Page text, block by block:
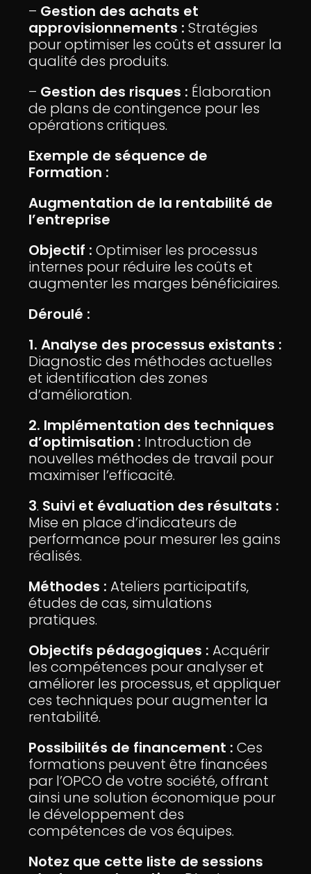
– Gestion des achats et
approvisionnements : Stratégies
pour optimiser les coûts et assurer la
qualité des produits.
– Gestion des risques : Élaboration
de plans de contingence pour les
opérations critiques.
Exemple de séquence de
Formation :
Augmentation de la rentabilité de
l’entreprise
Objectif : Optimiser les processus
internes pour réduire les coûts et
augmenter les marges bénéficiaires.
Déroulé :
1. Analyse des processus existants :
Diagnostic des méthodes actuelles
et identification des zones
d’amélioration.
2. Implémentation des techniques
d’optimisation : Introduction de
nouvelles méthodes de travail pour
maximiser l’efficacité.
3. Suivi et évaluation des résultats :
Mise en place d’indicateurs de
performance pour mesurer les gains
réalisés.
Méthodes : Ateliers participatifs,
études de cas, simulations
pratiques.
Objectifs pédagogiques : Acquérir
les compétences pour analyser et
améliorer les processus, et appliquer
ces techniques pour augmenter la
rentabilité.
Possibilités de financement : Ces
formations peuvent être financées
par l’OPCO de votre société, offrant
ainsi une solution économique pour
le développement des
compétences de vos équipes.
Notez que cette liste de sessions